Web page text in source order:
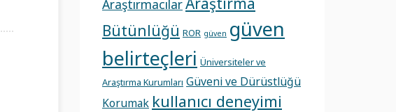
Araştırmacılar
Bütünlüğü ROR güven güven
belirteçleri Üniversiteler ve
Araştırma Kurumları Güveni ve Dürüstlüğü
Korumak kullanıcı deneyimi